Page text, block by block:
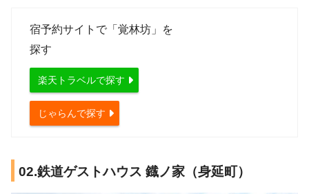
宿予約サイトで「覚林坊」を
探す
楽天トラベルで探す
じゃらんで探す
02.鉄道ゲストハウス 鐡ノ家（身延町）